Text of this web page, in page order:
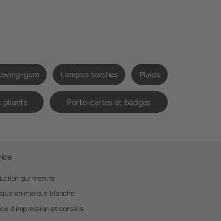
gum Lampes torches Plaids
pliants Porte-cartes et badges
sur mesure
en marque blanche
d'impression et conseils